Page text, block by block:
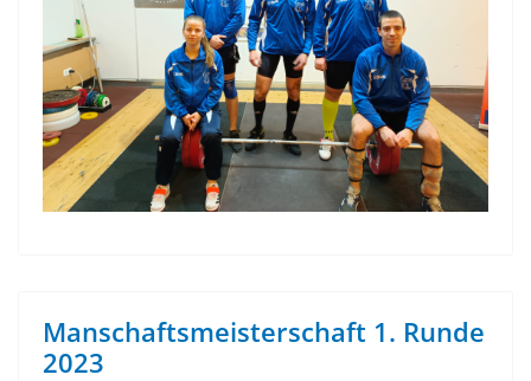
Manschaftsmeisterschaft 1. Runde
2023